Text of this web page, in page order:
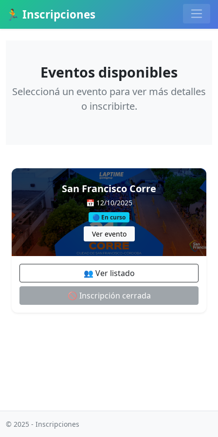
🏃 Inscripciones
Eventos disponibles
Seleccioná un evento para ver más detalles
o inscribirte.
San Francisco Corre
📅12/10/2025
🔵 En curso
Ver evento
👥 Ver listado
🚫 Inscripción cerrada
© 2025 - Inscripciones